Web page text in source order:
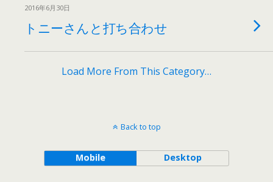
2016年6月30日
トニーさんと打ち合わせ
Load More From This Category…
Back to top
Mobile Desktop